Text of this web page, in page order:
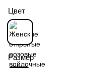
Цвет
Размер